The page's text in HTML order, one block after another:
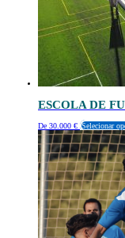
ESCOLA DE
De 30.000 € Selecionar